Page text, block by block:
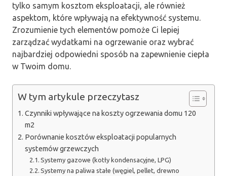
tylko samym kosztom eksploatacji, ale również
aspektom, które wpływają na efektywność systemu.
Zrozumienie tych elementów pomoże Ci lepiej
zarządzać wydatkami na ogrzewanie oraz wybrać
najbardziej odpowiedni sposób na zapewnienie ciepła
w Twoim domu.
W tym artykule przeczytasz
Czynniki wpływające na koszty ogrzewania domu 120
m2
Porównanie kosztów eksploatacji popularnych
systemów grzewczych
Systemy gazowe (kotły kondensacyjne, LPG)
Systemy na paliwa stałe (węgiel, pellet, drewno